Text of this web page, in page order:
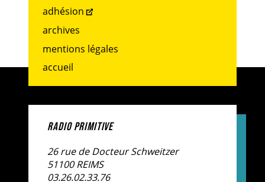
adhésion
archives
mentions légales
accueil
RADIO PRIMITIVE
26 rue de Docteur Schweitzer
51100 REIMS
03.26.02.33.76